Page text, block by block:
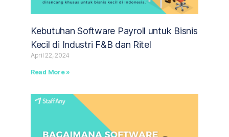
Kebutuhan Software Payroll untuk Bisnis
Kecil di Industri F&B dan Ritel
April 22, 2024
Read More »